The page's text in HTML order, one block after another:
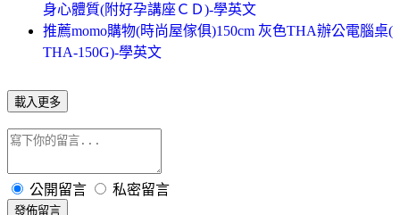
身心體質(附好孕講座ＣＤ)-學英文
推薦momo購物(時尚屋傢俱)150cm 灰色THA辦公電腦桌(
THA-150G)-學英文
載入更多
公開留言 私密留言
發佈留言